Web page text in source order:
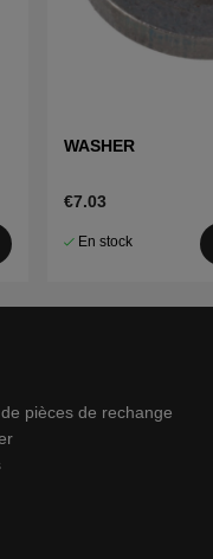
WASHER
€7.03
En stock
pièces de rechange